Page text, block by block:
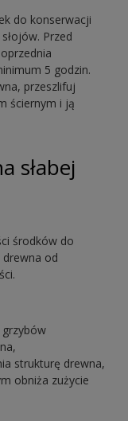
do konserwacji
Przed
5 godzin.
przeszlifuj
ściernym i ją
słabej
środków do
od
grzybów
strukturę drewna,
obniża zużycie